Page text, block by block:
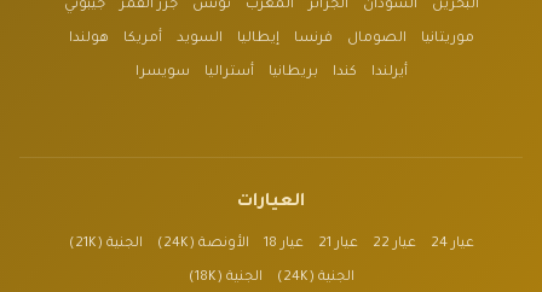
البحرين السودان الجزائر المغرب تونس جزر القمر جيبوتي
موريتانيا الصومال فرنسا إيطاليا السويد أمريكا هولندا
أيرلندا كندا بريطانيا أستراليا سويسرا
العيارات
عيار 24 عيار 22 عيار 21 عيار 18 الأونصة (24K) الجنية (21K)
الجنية (24K) الجنية (18K)